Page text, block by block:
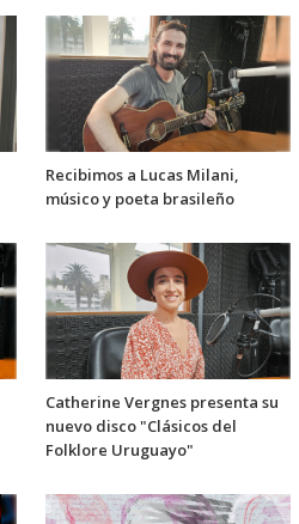
Recibimos a Lucas Milani,
músico y poeta brasileño
Catherine Vergnes presenta su
nuevo disco "Clásicos del
Folklore Uruguayo"